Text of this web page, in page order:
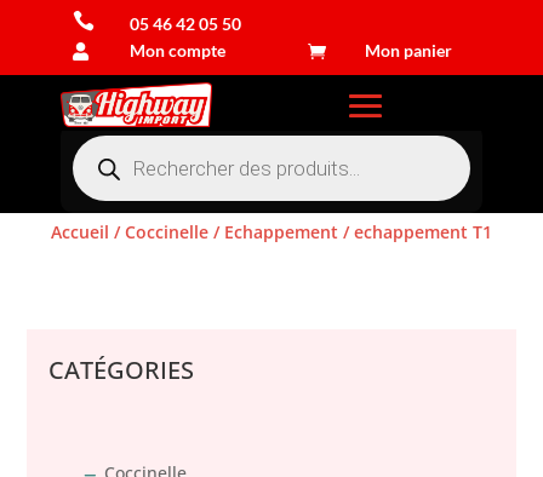
 05 46 42 05 50
 Mon compte  Mon panier
Recherche
de
produits
Accueil /Coccinelle / Echappement / echappement T1
CATÉGORIES